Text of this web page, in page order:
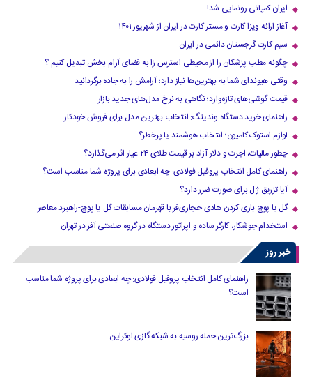
ایران کمپانی رونمایی شد!
آغاز ارائه ویزا کارت و مستر کارت در ایران از شهریور ۱۴۰۱
سیم کارت گرجستان دائمی در ایران
چگونه مطب پزشکان را از محیطی استرس زا به فضای آرام بخش تبدیل کنیم ؟
وقتی هیوندای شما به بهترین‌ها نیاز دارد؛ آرامش را به جاده برگردانید
قیمت گوشی‌های تازه‌وارد؛ نگاهی به نرخ مدل‌های جدید بازار
راهنمای خرید دستگاه وندینگ: انتخاب بهترین مدل برای فروش خودکار
لوازم استوک کامیون؛ انتخاب هوشمند یا پرخطر؟
چطور مالیات، اجرت و دلار آزاد بر قیمت طلای ۲۴ عیار اثر می‌گذارد؟
راهنمای کامل انتخاب پروفیل فولادی: چه ابعادی برای پروژه شما مناسب است؟
آیا تزریق ژل برای صورت ضرر دارد​؟
گل یا پوچ بازی کردن هادی حجازی‌فر با قهرمان مسابقات گل یا پوچ-راهبرد معاصر
استخدام جوشکار، کارگر ساده و اپراتور دستگاه در گروه صنعتی آفر در تهران
خبر روز
راهنمای کامل انتخاب پروفیل فولادی: چه ابعادی برای پروژه شما مناسب
است؟
بزرگ‌ترین حمله روسیه به شبکه گازی اوکراین